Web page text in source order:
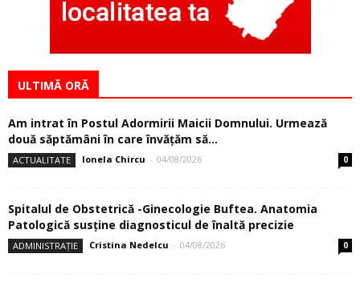
ULTIMĂ ORĂ
Am intrat în Postul Adormirii Maicii Domnului. Urmează
două săptămâni în care învăţăm să...
ACTUALITATE Ionela Chircu - 04/08/2026 0
Spitalul de Obstetrică -Ginecologie Buftea. Anatomia
Patologică susţine diagnosticul de înaltă precizie
ADMINISTRAȚIE Cristina Nedelcu - 04/08/2026 0